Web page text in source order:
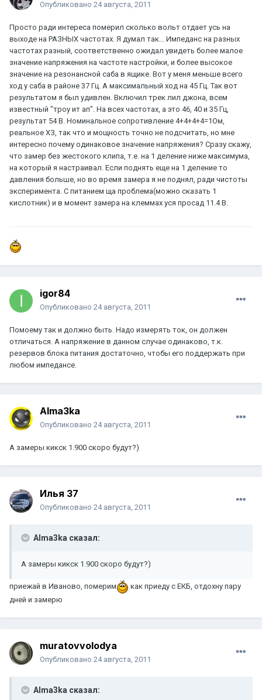
Опубликовано 24 августа, 2011
Просто ради интереса померил сколько вольт отдает усь на
выходе на РАЗНЫХ частотах. Я думал так... Импеданс на разных
частотах разный, соответственно ожидал увидеть более малое
значение напряжения на частоте настройки, и более высокое
значение на резонансной саба в ящике. Вот у меня меньше всего
ход у саба в районе 37 Гц. А максимальный ход на 45 Гц. Так вот
результатом я был удивлен. Включил трек лил джона, всем
известный "троу ит ап". На всех частотах, а это 46, 40 и 35 Гц,
результат 54 В. Номинальное сопротивление 4+4+4+4=1Ом,
реальное ХЗ, так что и мощность точно не подсчитать, но мне
интересно почему одинаковое значение напряжения? Сразу скажу,
что замер без жестокого клипа, т.е. на 1 деление ниже максимума,
на который я настраивал. Если поднять еще на 1 деление то
давления больше, но во время замера я не поднял, ради чистоты
эксперимента. С питанием ща проблема(можно сказать 1
кислотник) и в момент замера на клеммах уся просад 11.4 В.
igor84
Опубликовано 24 августа, 2011
Помоему так и должно быть. Надо измерять ток, он должен
отличаться. А напряжение в данном случае одинаково, т.к.
резервов блока питания достаточно, чтобы его поддержать при
любом импедансе.
Alma3ka
Опубликовано 24 августа, 2011
А замеры кикск 1.900 скоро будут?)
Илья 37
Опубликовано 24 августа, 2011
Alma3ka сказал:
А замеры кикск 1.900 скоро будут?)
приежай в Иваново, померим
как приеду с ЕКБ, отдохну пару
дней и замерю
muratovvolodya
Опубликовано 24 августа, 2011
Alma3ka сказал: